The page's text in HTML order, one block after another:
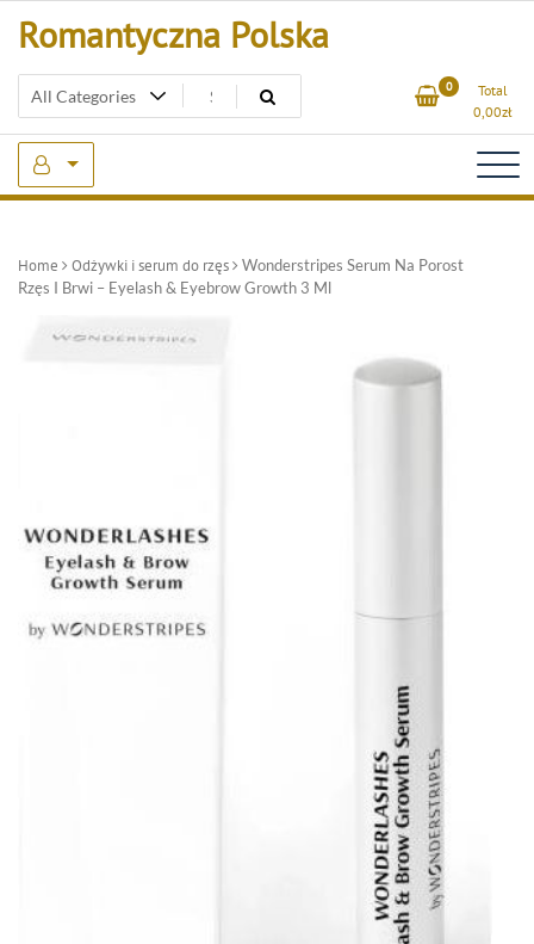
Romantyczna Polska
0
Total
0,00zł
Home Odżywki i serum do rzęs
Wonderstripes Serum Na Porost
Rzęs I Brwi – Eyelash & Eyebrow Growth 3 Ml